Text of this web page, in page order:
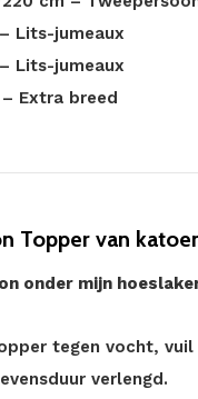
Lits-jumeaux
Lits-jumeaux
Extra breed
Topper van
onder mijn
tegen vocht,
verlengd.